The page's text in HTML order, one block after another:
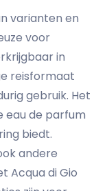
varianten en
voor
in
reisformaat
gebruik. Het
eau de parfum
biedt.
andere
Acqua di Gio